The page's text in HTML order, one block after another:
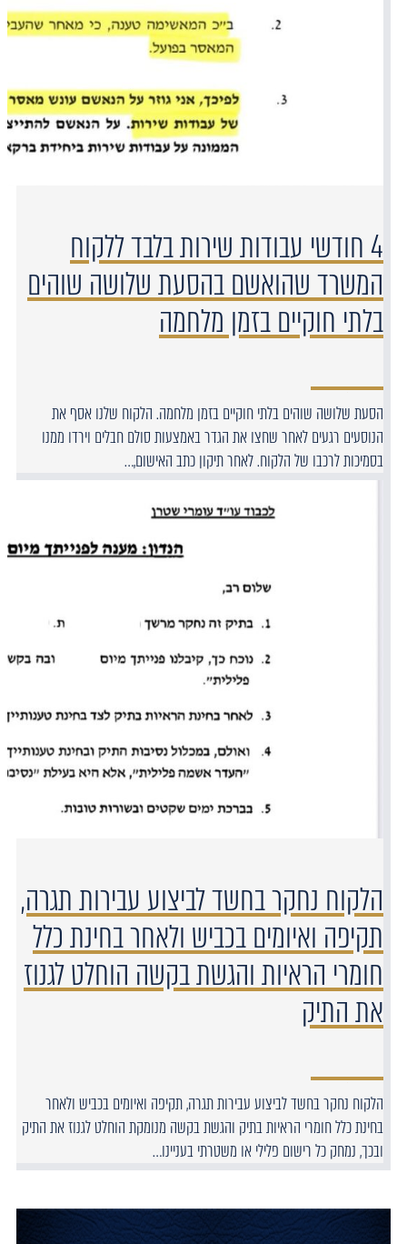
4 חודשי עבודות שירות בלבד ללקוח
המשרד שהואשם בהסעת שלושה שוהים
בלתי חוקיים בזמן מלחמה
הסעת שלושה שוהים בלתי חוקיים בזמן מלחמה. הלקוח שלנו אסף את
הנוסעים רגעים לאחר שחצו את הגדר באמצעות סולם חבלים וירדו ממנו
בסמיכות לרכבו של הלקוח. לאחר תיקון כתב האישום,…
הלקוח נחקר בחשד לביצוע עבירות תגרה,
תקיפה ואיומים בכביש ולאחר בחינת כלל
חומרי הראיות והגשת בקשה הוחלט לגנוז
את התיק
הלקוח נחקר בחשד לביצוע עבירות תגרה, תקיפה ואיומים בכביש ולאחר
בחינת כלל חומרי הראיות בתיק והגשת בקשה מנומקת הוחלט לגנוז את התיק
ובכך, נמחק כל רישום פלילי או משטרתי בעניינו…